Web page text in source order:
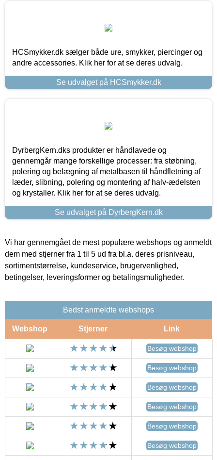
HCSmykker.dk sælger både ure, smykker, piercinger og
andre accessories. Klik her for at se deres udvalg.
Se udvalget på HCSmykker.dk
DyrbergKern.dks produkter er håndlavede og
gennemgår mange forskellige processer: fra støbning,
polering og belægning af metalbasen til håndfletning af
læder, slibning, polering og montering af halv-ædelsten
og krystaller. Klik her for at se deres udvalg.
Se udvalget på DyrbergKern.dk
Vi har gennemgået de mest populære webshops og anmeldt
dem med stjerner fra 1 til 5 ud fra bl.a. deres prisniveau,
sortimentstørrelse, kundeservice, brugervenlighed,
betingelser, leveringsformer og betalingsmuligheder.
Bedst anmeldte webshops
Webshop Stjerner Link
Besøg webshop
Besøg webshop
Besøg webshop
Besøg webshop
Besøg webshop
Besøg webshop